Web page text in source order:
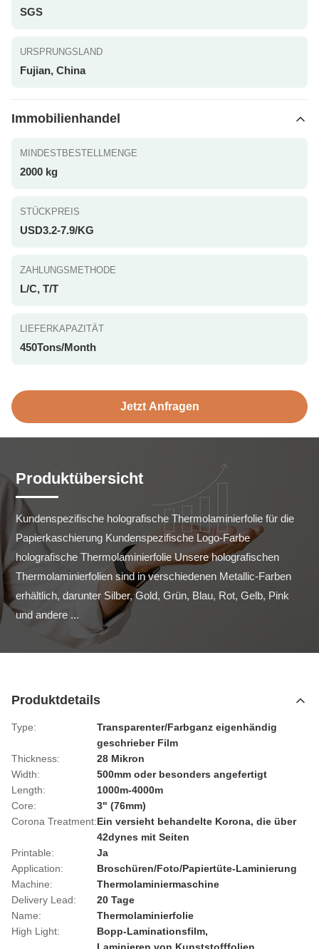
SGS
URSPRUNGSLAND
Fujian, China
Immobilienhandel
MINDESTBESTELLMENGE
2000 kg
STÜCKPREIS
USD3.2-7.9/KG
ZAHLUNGSMETHODE
L/C, T/T
LIEFERKAPAZITÄT
450Tons/Month
Jetzt Anfragen
Produktübersicht
Kundenspezifische holografische Thermolaminierfolie für die
Papierkaschierung Kundenspezifische Logo-Farbe
holografische Thermolaminierfolie Unsere holografischen
Thermolaminierfolien sind in verschiedenen Metallic-Farben
erhältlich, darunter Silber, Gold, Grün, Blau, Rot, Gelb, Pink
und andere ...
Produktdetails
Type:
Transparenter/Farbganz eigenhändig
geschrieber Film
Thickness:
28 Mikron
Width:
500mm oder besonders angefertigt
Length:
1000m-4000m
Core:
3" (76mm)
Corona Treatment:Ein versieht behandelte Korona, die über
42dynes mit Seiten
Printable:
Ja
Application:
Broschüren/Foto/Papiertüte-Laminierung
Machine:
Thermolaminiermaschine
Delivery Lead:
20 Tage
Name:
Thermolaminierfolie
High Light:
Bopp-Laminationsfilm,